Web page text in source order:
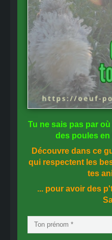
Tu ne sais pas par
des poules
Découvre dans ce
qui respectent les
tes
... pour avoir des